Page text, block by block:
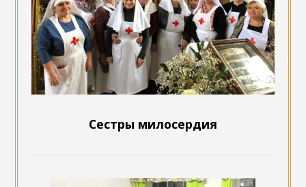
Сестры милосердия